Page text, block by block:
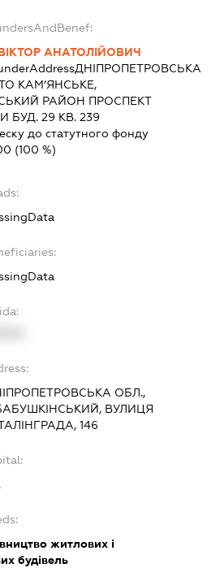
АНАТОЛІЙОВИЧ
ДНІПРОПЕТРОВСЬКА
КАМ’ЯНСЬКЕ,
РАЙОН ПРОСПЕКТ
БУД. 29 КВ. 239
до статутного фонду
(100 %)
ОБЛ.,
ВУЛИЦЯ
146
житлових і
будівель